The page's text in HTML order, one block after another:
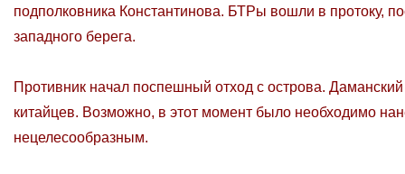
подполковника Константинова. БТРы вошли в протоку,
западного берега.
Противник начал поспешный отход с острова.
китайцев. Возможно, в этот момент было необходимо
нецелесообразным.